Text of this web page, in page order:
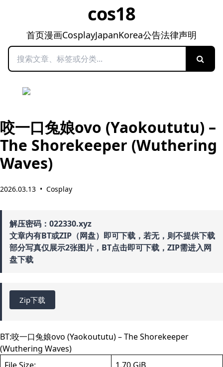
cos18
首页漫画CosplayJapanKorea公告法律声明
搜索
咬一口兔娘ovo (Yaokoututu) –
The Shorekeeper (Wuthering
Waves)
2026.03.13 • Cosplay
解压密码：022330.xyz
文章内有BT或ZIP（网盘）即可下载，若无，则不提供下载
部分写真仅展示2张图片，BT点击即可下载，ZIP需进入网
盘下载
Zip下载
BT:咬一口兔娘ovo (Yaokoututu) – The Shorekeeper
(Wuthering Waves)